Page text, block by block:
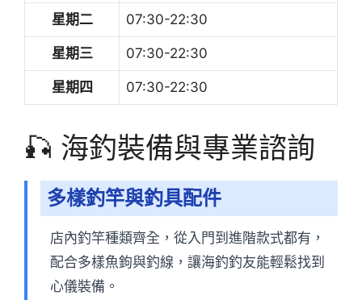
星期二 07:30-22:30
星期三 07:30-22:30
星期四 07:30-22:30
🎣 海釣裝備與專業諮詢
多樣釣竿與釣具配件
店內釣竿種類齊全，從入門到進階款式都有，
配合多樣魚鉤與釣線，讓海釣釣友能輕鬆找到
心儀裝備。